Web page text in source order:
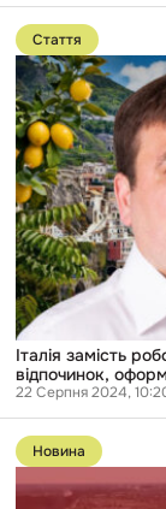
Перейти
до
публікації
Італія
замість
роботи:
народний
депутат
міг
їздити
на
відпочинок,
оформлюючи
закордонні
відрядження
Стаття
Італія замість
відпочинок,
22 Серпня 2024,
Перейти
до
публікації
«Комітет
Новина